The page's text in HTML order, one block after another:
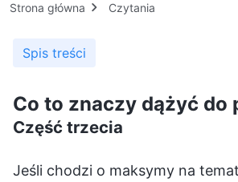
Strona główna Czytania
Spis treści
Co to znaczy dążyć do
Część trzecia
Jeśli chodzi o maksymy na temat moralnego postępowania pochodzące z kultury tradycyjnej, to ostatnim razem omówiłem powiedzenie „Wszyscy ponoszą wspólną odpowiedzialność za los swojego kraju”. Dzisiaj z kolei będę omawiał maksymę „Dokładaj wszelkich starań, aby dobrze załatwić sprawy powierzone ci przez innych”. Podobnie jak poprzednio omawiane przeze Mnie powiedzenie, czyli „To, czy przedsięwzięcie się powiedzie, czy zakończy porażką, zależy od ludzi”, także i ta maksyma reprezentuje oczywiście punkt widzenia niedowiarków. Zapatrywania niedowiarków są wśród ludzi powszechne i można je usłyszeć wszędzie. Od chwili, gdy ludzie zaczynają mówić, przyswajają sobie wszelkiego rodzaju powiedzenia od innych, od niedowiarków, od szatana i od świata. Rozpoczyna się to wszystko od wczesnej edukacji, podczas której rodzice i rodziny uczą dzieci, jak się zachowywać, co mówić, jakie zasady moralne należy posiadać, jakie myślenie i charakter w sobie rozwijać itd. Nawet po wejściu do społeczeństwa jednostki nadal nieświadomie akceptują indoktrynację rozmaitymi doktrynami i teoriami pochodzącymi od szatana. Maksyma „Dokładaj wszelkich starań, aby dobrze załatwić sprawy powierzone ci przez innych” jest wpajana każdej osobie przez rodzinę lub społeczeństwo jako jedno z zachowań moralnych, które ludzie muszą przejawiać. Jeśli zachowujesz się w ten sposób, ludzie mówią, że jesteś szlachetny, honorowy i uczciwy oraz że jesteś szanowany i wysoko ceniony przez społeczeństwo. Ponieważ wyrażenie „Dokładaj wszelkich starań, aby dobrze załatwić sprawy powierzone ci przez innych” pochodzi od ludzi i od szatana, staje się przedmiotem, który analizujemy i co do którego uczymy się rozeznania, a ponadto czymś, co musimy odrzucić. Dlaczego zyskujemy rozeznanie co do tej maksymy i odrzucamy ją? Najpierw zapytajmy, czy to powiedzenie jest słuszne i czy osoba, która się do niego stosuje, postępuje słusznie. Czy naprawdę szlachetnie jest być osobą, która posiada moralny charakter umożliwiający jej „dokładanie wszelkich starań, aby dobrze załatwić sprawy powierzone jej przez innych”? Czy taka osoba posiada prawdorzeczywistość? Czy ma człowieczeństwo i kieruje się zasadami postępowania, o których Bóg powiedział, że istoty stworzone powinny się nimi kierować? Czy wszyscy rozumiecie zdanie „Dokładaj wszelkich starań, aby dobrze załatwić sprawy powierzone ci przez innych”? Najpierw wyjaśnijcie własnymi słowami, co oznacza to powiedzenie. (Oznacza ono, że gdy ktoś powierza ci jakieś zadanie, nie powinieneś szczędzić wysiłków, by je wykonać). Czy nie tak powinno być? Czy jeśli ktoś powierza ci zadanie, to nie znaczy, że ma o tobie wysokie mniemanie? Wysoko cię ceni, wierzy w ciebie i uważa, że jesteś godny zaufania. Tak więc bez względu na to, o jakie zadanie chodzi, powinieneś się zgodzić, wykonać je dobrze i w pełnej zgodzie z ich wymaganiami, tak aby byli zadowoleni i usatysfakcjonowani. Jeśli tak zrobisz, to jesteś dobrym człowiekiem. Sugeruje się tutaj, że to, czy jesteś uważany za dobrego człowieka, wynika z tego, czy osoba, która powierzyła ci zadanie, jest usatysfakcjonowana. Czy można to wytłumaczyć w ten sposób? (Tak). Czyż zatem nie jest łatwo być postrzeganym przez innych ludzi jako dobry człowiek i szanowanym przez społeczeństwo? (Jest łatwo). Co to znaczy, że jest to „łatwe”? Oznacza to, że poprzeczka jest nisko zawieszona i nie ma nic szlachetnego w spełnieniu takiego standardu. Jeśli stosujesz się do normy moralnej mówiącej: „Dokładaj wszelkich starań, aby dobrze załatwić sprawy powierzone ci przez innych”, jesteś w tym kontekście uważany za osobę postępującą moralnie. W domyśle oznacza to, że zasługujesz na zaufanie, na to, by powierzano ci zadania, że jesteś osobą cieszącą się dobrą reputacją, a także że jesteś dobrym człowiekiem. Taki jest sens tego powiedzenia. Czy się zgadzacie? Czy macie jakieś zastrzeżenia do standardów osądu i oceny zawartych w maksymie „Dokładaj wszelkich starań, aby dobrze załatwić sprawy powierzone ci przez innych”? Jeśli możecie podać jakiś przykład obalający to stwierdzenie i wykazujący jego niedorzeczność, czyli jeśli potraficie użyć jakiegoś rzeczywistego przykładu, aby obalić tę maksymę, to nie będzie ona miała mocy obowiązującej. Teoretycznie możecie z góry przyjąć, że to powiedzenie bez wątpienia jest błędne, ponieważ nie jest prawdą i nie pochodzi od Boga. Jak jednak możecie je obalić za pomocą faktów? Na przykład, jeśli jesteś zbyt zajęty, aby iść do sklepu na zakupy, możesz poprosić sąsiada, żeby cię wyręczył. Możesz mu dokładnie powiedzieć, co, ile i kiedy kupić. Następnie sąsiad kupuje wszystko zgodnie z twoją prośbą i dostarcza zakupy na czas. Czy uważa się to za „dokładanie wszelkich starań, aby dobrze załatwić sprawy powierzone ci przez innych”? Czy jest to coś, co uważa się za powód do chluby? To ledwie kiwnięcie palcem. Czy pomoc komuś w zakupach może być uznawana za dowód posiadania moralnego charakteru? (Nie). Czy umiejętność „dokładania wszelkich starań, aby dobrze załatwić sprawy powierzone ci przez innych” ma cokolwiek wspólnego z tym, czy ludzie robią złe rzeczy, czy nie, a także z tym, jaki jest ich charakter? Jeśli ktoś może dołożyć wszelkich starań, aby wykonać jakieś drobne zadanie, które powierzyli mu inni ludzie, czy oznacza to, że spełnia standardy postępowania moralnego? Czy możliwość wykonania tak drobnego zadania dowodzi, że naprawdę jest on osobą posiadającą moralny charakter? Niektórzy ludzie mówią: „Ta osoba jest bardzo godna zaufania. Ilekroć poprosi się ją o dostarczenie czegoś, bez względu na to, co to jest i ile waży, zawsze to przynosi. Jest godna zaufania i postępuje moralnie”. W ten sposób ludzie postrzegają i oceniają takie osoby. Czy taka ocena jest właściwa? (Nie jest). Jesteście sąsiadami. Sąsiedzi na ogół nie zwracają się przeciwko sobie ani nie wyrządzają sobie krzywdy, ponieważ ich ścieżki regularnie się krzyżują. Gdyby doszło do jakiejś sprzeczki, utrudniłoby to późniejsze kontakty. Być może sąsiad pomógł ci właśnie dlatego. Możliwe też, że wyświadczenie tej drobnej przysługi nie było dla niego kłopotliwe, nie było zadaniem trudnym i nie wiązało się z poniesieniem żadnej straty. Co więcej, pozwoliło mu to wywrzeć dobre wrażenie i zyskać dobrą reputację, co jest dla niego korzystne. Dodatkowo, skoro wyświadczył ci tę drobną przysługę, czyż nie będzie mógł bez skrępowania poprosić kiedyś ciebie o przysługę? Być może w przyszłości poprosi cię o jakąś niebagatelną przysługę i będziesz czuł się zobligowany, żeby mu ją wyświadczyć. Czyż tą przysługą twój sąsiad nie otwiera sobie wielu możliwości? Kiedy ludzie pomagają sobie nawzajem, wchodzą w interakcje i zadają się ze sobą, jest w tym ukryty cel. Jeśli uznają cię za bezużytecznego i nie sądzą, by mieli kiedyś prosić cię o pomoc, mogą wcale nie wyświadczyć ci teraz tej przysługi. Możliwe, że masz w rodzinie lekarzy, prawników, urzędników państwowych lub osoby o wysokim statusie społecznym, co jest w jakiś sposób przydatne dla tego kogoś. Może ci on pomóc, aby nie zamykać przed sobą możliwości. Być może wykorzysta cię w przyszłości czy przynajmniej pożyczy od ciebie jakieś potrzebne mu narzędzia. Czasami prosisz tę osobę o drobne przysługi i po kilku dniach ona przychodzi do twojego domu coś pożyczyć. Ludzie nie kiwną palcem,